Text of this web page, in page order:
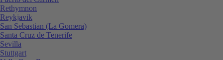
Rethymnon
Reykjavik
San Sebastian (La Gomera)
Santa Cruz de Tenerife
Sevilla
Stuttgart